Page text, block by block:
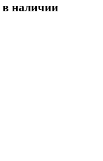
в наличии